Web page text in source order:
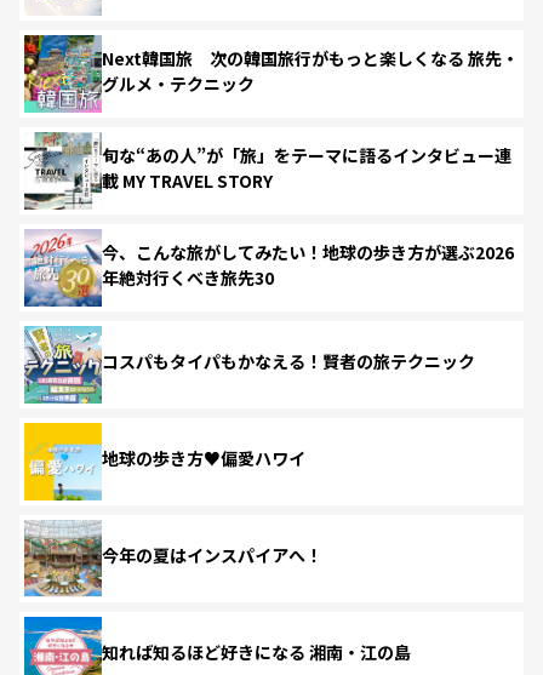
Next韓国旅 次の韓国旅行がもっと楽しくなる 旅先・
グルメ・テクニック
旬な“あの人”が「旅」をテーマに語るインタビュー連
載 MY TRAVEL STORY
今、こんな旅がしてみたい！地球の歩き方が選ぶ2026
年絶対行くべき旅先30
コスパもタイパもかなえる！賢者の旅テクニック
地球の歩き方♥偏愛ハワイ
今年の夏はインスパイアへ！
知れば知るほど好きになる 湘南・江の島